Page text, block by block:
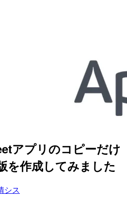
アプリのコピーだけ
を作成してみました
シス